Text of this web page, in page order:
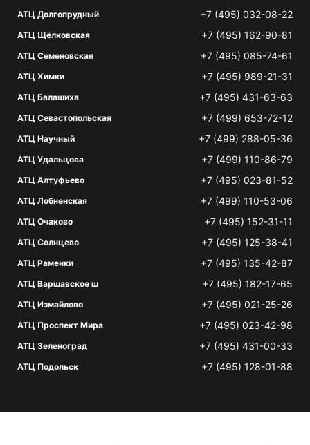
АТЦ Долгопрудный +7 (495) 032-08-22
АТЦ Щёлковская +7 (495) 162-90-81
АТЦ Семеновская +7 (495) 085-74-61
АТЦ Химки +7 (495) 989-21-31
АТЦ Балашиха +7 (495) 431-63-63
АТЦ Севастопольская +7 (499) 653-72-12
АТЦ Научный +7 (499) 288-05-36
АТЦ Удальцова +7 (499) 110-86-79
АТЦ Алтуфьево +7 (495) 023-81-52
АТЦ Лобненская +7 (499) 110-53-06
АТЦ Очаково +7 (495) 152-31-11
АТЦ Солнцево +7 (495) 125-38-41
АТЦ Раменки +7 (495) 135-42-87
АТЦ Варшавское ш +7 (495) 182-17-65
АТЦ Измайлово +7 (495) 021-25-26
АТЦ Проспект Мира +7 (495) 023-42-98
АТЦ Зеленоград +7 (495) 431-00-33
АТЦ Подольск +7 (495) 128-01-88